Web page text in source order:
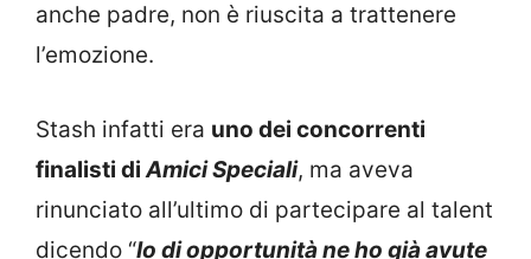
anche padre, non è riuscita a trattenere
l’emozione.
Stash infatti era uno dei concorrenti
finalisti diAmici Speciali, ma aveva
rinunciato all’ultimo di partecipare al talent
dicendo “Io di opportunità ne ho già avute